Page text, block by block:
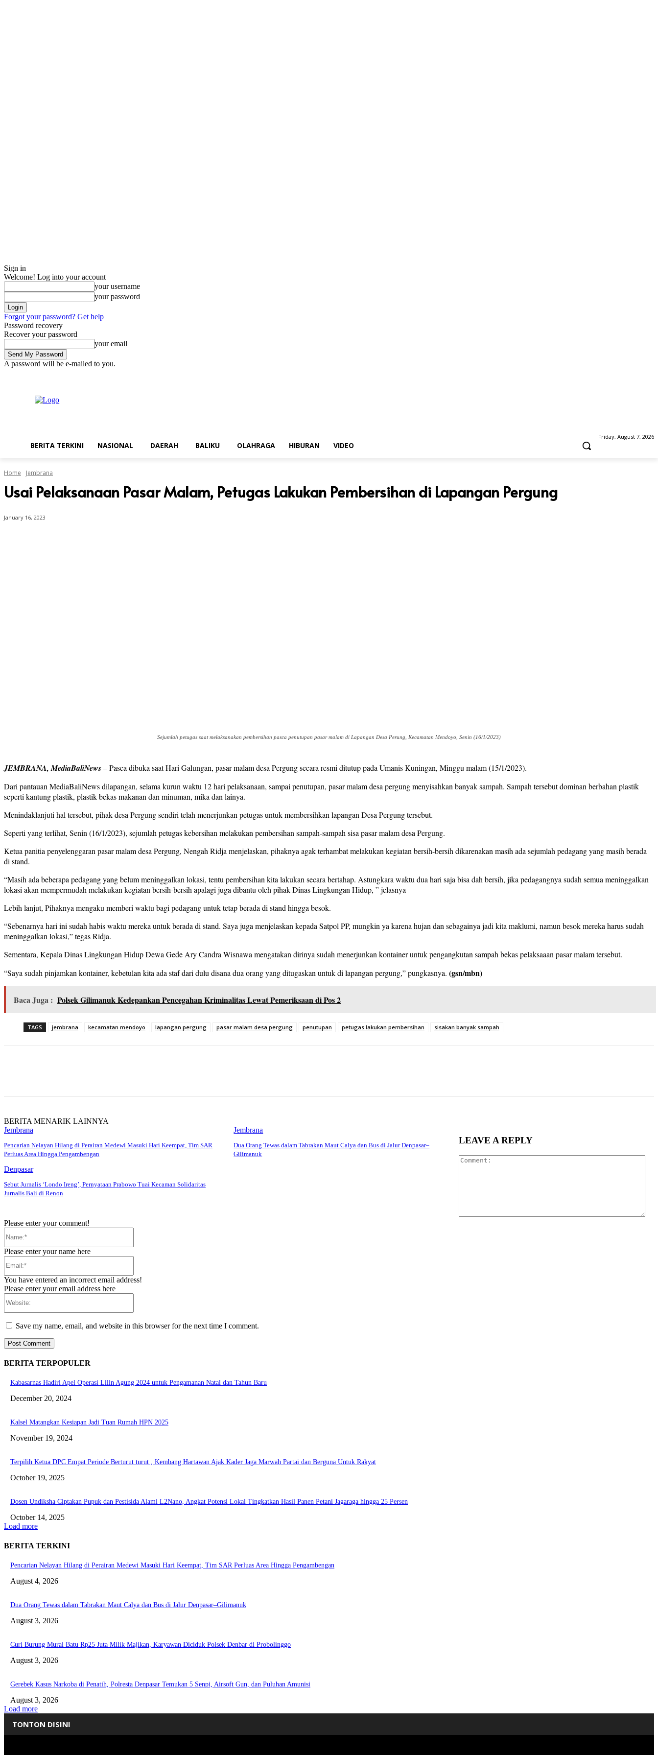
Sign in
Welcome! Log into your account
your username
your password
Forgot your password? Get help
Password recovery
Recover your password
your email
A password will be e-mailed to you.
Friday, August 7, 2026
BERITA TERKINI NASIONAL DAERAH BALIKU OLAHRAGA HIBURAN VIDEO
Home Jembrana
Usai Pelaksanaan Pasar Malam, Petugas Lakukan Pembersihan di Lapangan Pergung
January 16, 2023
Sejumlah petugas saat melaksanakan pembersihan pasca penutupan pasar malam di Lapangan Desa Perung, Kecamatan Mendoyo, Senin (16/1/2023)
JEMBRANA, MediaBaliNews– Pasca dibuka saat Hari Galungan, pasar malam desa Pergung secara resmi ditutup pada Umanis Kuningan, Minggu malam (15/1/2023).
Dari pantauan MediaBaliNews dilapangan, selama kurun waktu 12 hari pelaksanaan, sampai penutupan, pasar malam desa pergung menyisahkan banyak sampah. Sampah tersebut dominan berbahan plastik
seperti kantung plastik, plastik bekas makanan dan minuman, mika dan lainya.
Menindaklanjuti hal tersebut, pihak desa Pergung sendiri telah menerjunkan petugas untuk membersihkan lapangan Desa Pergung tersebut.
Seperti yang terlihat, Senin (16/1/2023), sejumlah petugas kebersihan melakukan pembersihan sampah-sampah sisa pasar malam desa Pergung.
Ketua panitia penyelenggaran pasar malam desa Pergung, Nengah Ridja menjelaskan, pihaknya agak terhambat melakukan kegiatan bersih-bersih dikarenakan masih ada sejumlah pedagang yang masih berada
di stand.
“Masih ada beberapa pedagang yang belum meninggalkan lokasi, tentu pembersihan kita lakukan secara bertahap. Astungkara waktu dua hari saja bisa dah bersih, jika pedagangnya sudah semua meninggalkan
lokasi akan mempermudah melakukan kegiatan bersih-bersih apalagi juga dibantu oleh pihak Dinas Lingkungan Hidup, ” jelasnya
Lebih lanjut, Pihaknya mengaku memberi waktu bagi pedagang untuk tetap berada di stand hingga besok.
“Sebenarnya hari ini sudah habis waktu mereka untuk berada di stand. Saya juga menjelaskan kepada Satpol PP, mungkin ya karena hujan dan sebagainya jadi kita maklumi, namun besok mereka harus sudah
meninggalkan lokasi,” tegas Ridja.
Sementara, Kepala Dinas Lingkungan Hidup Dewa Gede Ary Candra Wisnawa mengatakan dirinya sudah menerjunkan kontainer untuk pengangkutan sampah bekas pelaksaaan pasar malam tersebut.
“Saya sudah pinjamkan kontainer, kebetulan kita ada staf dari dulu disana dua orang yang ditugaskan untuk di lapangan pergung,” pungkasnya. (gsn/mbn)
Baca Juga : Polsek Gilimanuk Kedepankan Pencegahan Kriminalitas Lewat Pemeriksaan di Pos 2
TAGS jembrana kecamatan mendoyo lapangan pergung pasar malam desa pergung penutupan petugas lakukan pembersihan sisakan banyak sampah
BERITA MENARIK LAINNYA
Jembrana
Pencarian Nelayan Hilang di Perairan Medewi Masuki Hari Keempat, Tim SAR
Perluas Area Hingga Pengambengan
Jembrana
Dua Orang Tewas dalam Tabrakan Maut Calya dan Bus di Jalur Denpasar–
Gilimanuk
Denpasar
Sebut Jurnalis ‘Londo Ireng’, Pernyataan Prabowo Tuai Kecaman Solidaritas
Jurnalis Bali di Renon
LEAVE A REPLY
Please enter your comment!
Please enter your name here
You have entered an incorrect email address!
Please enter your email address here
Save my name, email, and website in this browser for the next time I comment.
BERITA TERPOPULER
Kabasarnas Hadiri Apel Operasi Lilin Agung 2024 untuk Pengamanan Natal dan Tahun Baru
December 20, 2024
Kalsel Matangkan Kesiapan Jadi Tuan Rumah HPN 2025
November 19, 2024
Terpilih Ketua DPC Empat Periode Berturut turut , Kembang Hartawan Ajak Kader Jaga Marwah Partai dan Berguna Untuk Rakyat
October 19, 2025
Dosen Undiksha Ciptakan Pupuk dan Pestisida Alami L2Nano, Angkat Potensi Lokal Tingkatkan Hasil Panen Petani Jagaraga hingga 25 Persen
October 14, 2025
Load more
BERITA TERKINI
Pencarian Nelayan Hilang di Perairan Medewi Masuki Hari Keempat, Tim SAR Perluas Area Hingga Pengambengan
August 4, 2026
Dua Orang Tewas dalam Tabrakan Maut Calya dan Bus di Jalur Denpasar–Gilimanuk
August 3, 2026
Curi Burung Murai Batu Rp25 Juta Milik Majikan, Karyawan Diciduk Polsek Denbar di Probolinggo
August 3, 2026
Gerebek Kasus Narkoba di Penatih, Polresta Denpasar Temukan 5 Senpi, Airsoft Gun, dan Puluhan Amunisi
August 3, 2026
Load more
TONTON DISINI